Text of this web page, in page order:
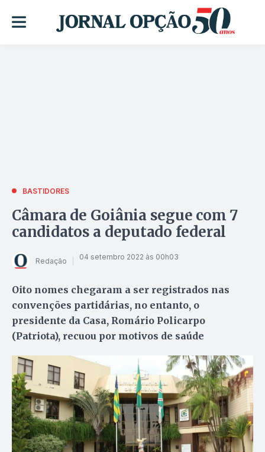
BASTIDORES
Câmara de Goiânia segue com 7
candidatos a deputado federal
Redação 04 setembro 2022 às 00h03
Oito nomes chegaram a ser registrados nas
convenções partidárias, no entanto, o
presidente da Casa, Romário Policarpo
(Patriota), recuou por motivos de saúde